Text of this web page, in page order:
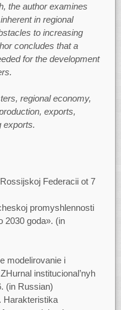
the author examines
in regional
to increasing
concludes that a
for the development
regional economy,
exports,
exports.
Federacii ot 7
promyshlennosti
2030 goda». (in
modelirovanie i
institucional’nyh
(in Russian)
Harakteristika